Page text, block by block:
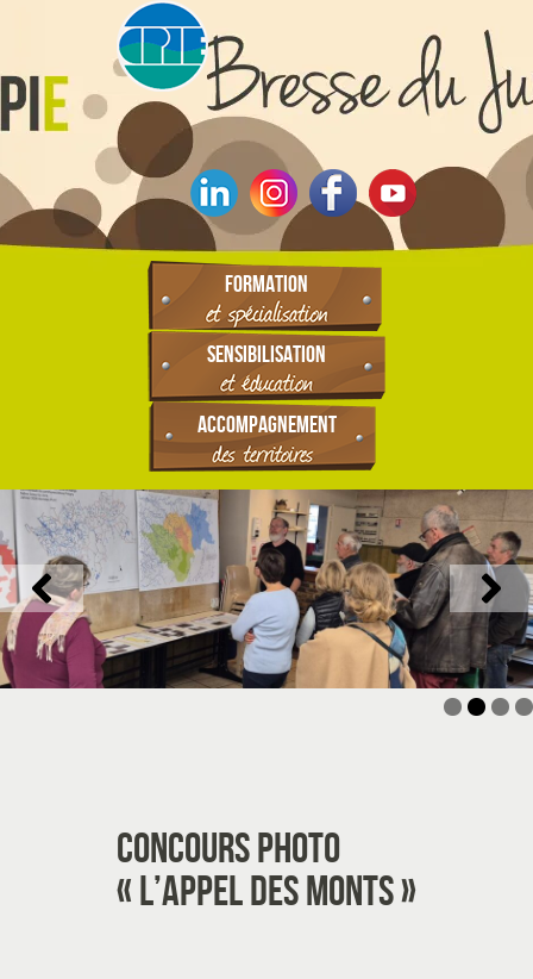
FORMATION
SENSIBILISATION
ACCOMPAGNEMENT
Concours photo
« L’appel des monts »